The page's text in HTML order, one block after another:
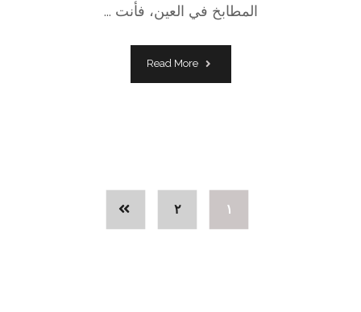
المطابخ في العين، فأنت ...
Read More
١ ٢